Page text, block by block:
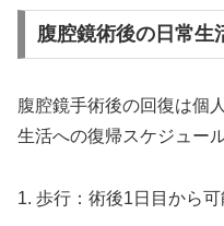
腹腔鏡術後の日常生
腹腔鏡手術後の回復は個
生活への復帰スケジュー
1. 歩行：術後1日目から